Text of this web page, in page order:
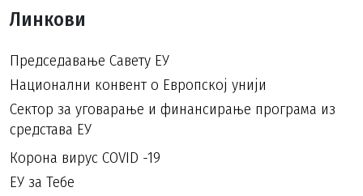
Линкови
Председавање Савету ЕУ
Национални конвент о Европској унији
Сектор за уговарање и финансирање програма из
средстава ЕУ
Корона вирус COVID -19
ЕУ за Тебе